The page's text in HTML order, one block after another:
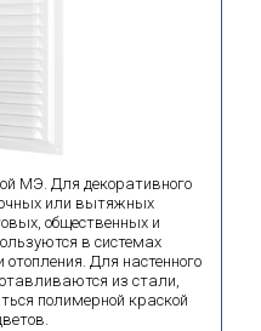
МЭ. Для декоративного
или вытяжных
общественных и
в системах
Для настенного
из стали,
полимерной краской